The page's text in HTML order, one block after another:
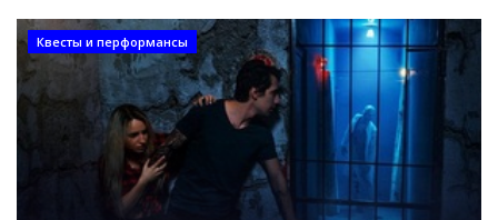
Квесты и перформансы